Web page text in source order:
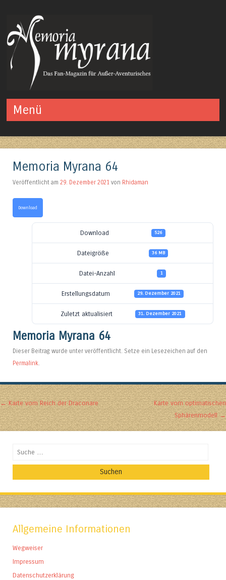
Menü
Memoria Myrana 64
Veröffentlicht am 29. Dezember 2021 von Rhidaman
Download
Download 526
Dateigröße 36 MB
Datei-Anzahl 1
Erstellungsdatum 29. Dezember 2021
Zuletzt aktualisiert 31. Dezember 2021
Memoria Myrana 64
Dieser Beitrag wurde unter veröffentlicht. Setze ein Lesezeichen auf den
Permalink.
Artikel-Navigation
←Karte vom Reich der Draconare
Karte vom optimatischen
Sphärenmodell→
Suchen
Allgemeine Informationen
Wegweiser
Impressum
Datenschutzerklärung